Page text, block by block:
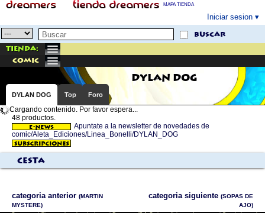
MAPA TIENDA
Iniciar sesion
buscar
Tienda:
comic
DYLAN DOG
DYLAN DOG Top Foro
Cargando contenido. Por favor espera...
48 productos.
Apuntate a la newsletter de novedades de
comic/Aleta_Ediciones/Linea_Bonelli/DYLAN_DOG
Cesta
categoria anterior (MARTIN
MYSTERE)
categoria siguiente (SOPAS DE
AJO)